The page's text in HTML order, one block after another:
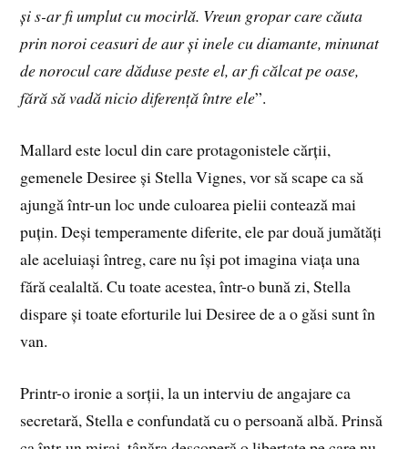
și s-ar fi umplut cu mocirlă. Vreun gropar care căuta
prin noroi ceasuri de aur și inele cu diamante, minunat
de norocul care dăduse peste el, ar fi călcat pe oase,
fără să vadă nicio diferență între ele”.
Mallard este locul din care protagonistele cărții,
gemenele Desiree și Stella Vignes, vor să scape ca să
ajungă într-un loc unde culoarea pielii contează mai
puțin. Deși temperamente diferite, ele par două jumătăți
ale aceluiași întreg, care nu își pot imagina viața una
fără cealaltă. Cu toate acestea, într-o bună zi, Stella
dispare și toate eforturile lui Desiree de a o găsi sunt în
van.
Printr-o ironie a sorții, la un interviu de angajare ca
secretară, Stella e confundată cu o persoană albă. Prinsă